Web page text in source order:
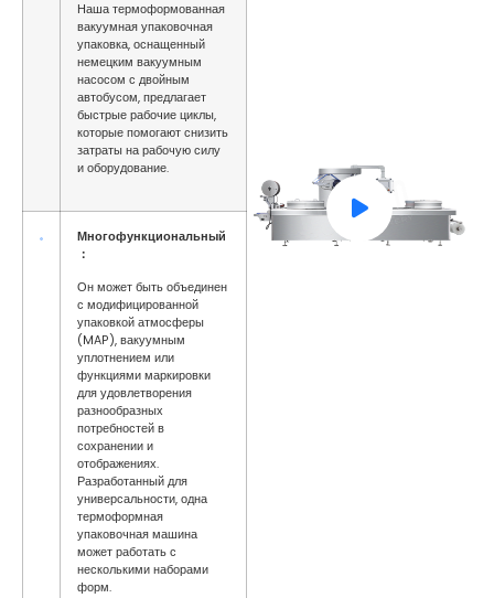
Наша термоформованная
вакуумная упаковочная
упаковка, оснащенный
немецким вакуумным
насосом с двойным
автобусом, предлагает
быстрые рабочие циклы,
которые помогают снизить
затраты на рабочую силу
и оборудование.
Многофункциональный
：
Он может быть объединен
с модифицированной
упаковкой атмосферы
(MAP), вакуумным
уплотнением или
функциями маркировки
для удовлетворения
разнообразных
потребностей в
сохранении и
отображениях.
Разработанный для
универсальности, одна
термоформная
упаковочная машина
может работать с
несколькими наборами
форм.